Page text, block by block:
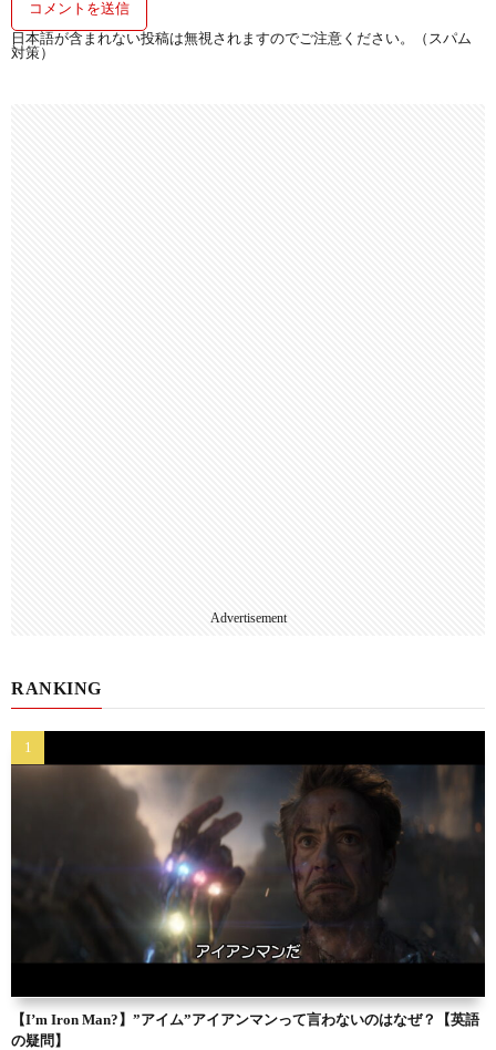
日本語が含まれない投稿は無視されますのでご注意ください。（スパム
対策）
Advertisement
RANKING
【I’m Iron Man?】”アイム”アイアンマンって言わないのはなぜ？【英語
の疑問】